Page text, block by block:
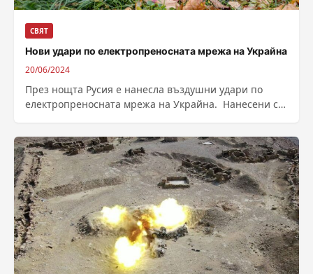
СВЯТ
Нови удари по електропреносната мрежа на Украйна
20/06/2024
През нощта Русия е нанесла въздушни удари по
електропреносната мрежа на Украйна. Нанесени са